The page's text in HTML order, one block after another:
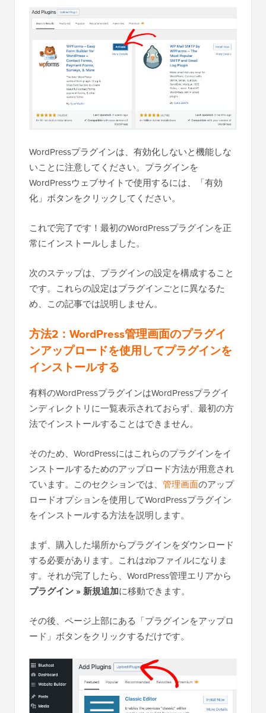
WordPressプラグインは、有効化しないと機能しな
いことに注意してください。プラグインを
WordPressウェブサイトで使用するには、「有効
化」ボタンをクリックしてください。
これで完了です！最初のWordPressプラグインを正
常にインストールしました。
次のステップは、プラグインの設定を構成すること
です。これらの設定はプラグインごとに異なるた
め、この記事では説明しません。
方法2：WordPress管理画面のプラグイ
ンアップロードを使用してプラグインを
インストールする
有料のWordPressプラグインはWordPressプラグイ
ンディレクトリに一覧表示されておらず、最初の方
法でインストールすることはできません。
そのため、WordPressにはこれらのプラグインをイ
ンストールするためのアップロード方法が用意され
ています。このセクションでは、 管理画面のアップ
ロードオプションを使用してWordPressプラグイン
をインストールする方法を説明します。
まず、購入した場所からプラグインをダウンロード
する必要があります。これはzipファイルになりま
す。それが完了したら、WordPress管理エリアから
プラグイン » 新規追加に移動できます。
その後、ページ上部にある「プラグインをアップロ
ード」ボタンをクリックするだけです。